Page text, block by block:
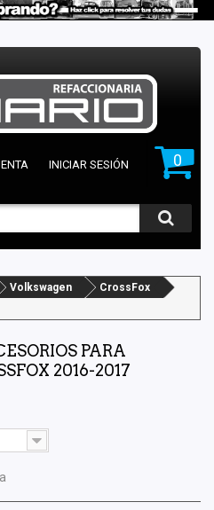
0
INICIAR SESIÓN
Volkswagen
CrossFox
PARA
2016-2017